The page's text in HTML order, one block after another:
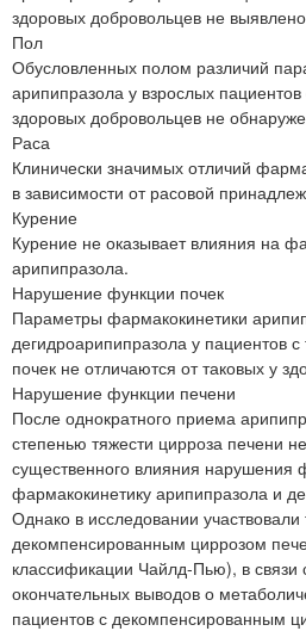
здоровых добровольцев не
Пол
Обусловленных полом различий
арипипразола у взрослых
здоровых добровольцев не
Раса
Клинически значимых отличий
в зависимости от расовой
Курение
Курение не оказывает влияния на
арипипразола.
Нарушение функции почек
Параметры фармакокинетики
дегидроарипипразола у пациентов
почек не отличаются от таковых у
Нарушение функции печени
После однократного приема
степенью тяжести цирроза печени
существенного влияния нарушения
фармакокинетику арипипразола и
Однако в исследовании участвовали
декомпенсированным циррозом
классификации Чайлд-Пью), в связи
окончательных выводов о
пациентов с декомпенсированным